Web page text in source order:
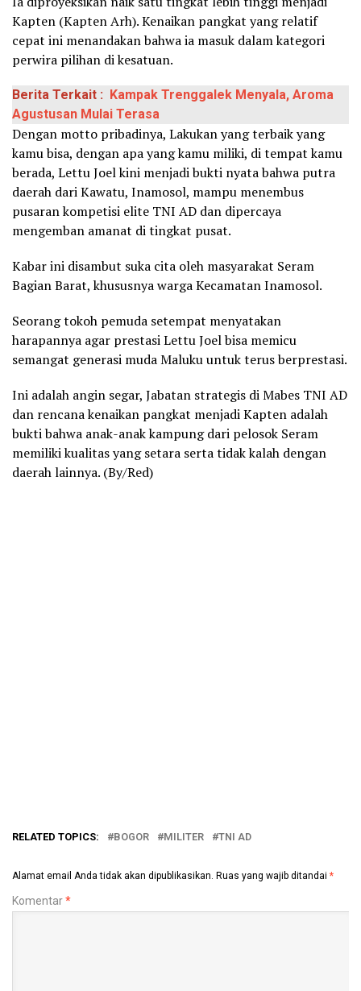
Kapten (Kapten Arh). Kenaikan pangkat yang relatif
cepat ini menandakan bahwa ia masuk dalam kategori
perwira pilihan di kesatuan.
Berita Terkait :
Kampak Trenggalek Menyala, Aroma
Agustusan Mulai Terasa
Dengan motto pribadinya, Lakukan yang terbaik yang
kamu bisa, dengan apa yang kamu miliki, di tempat kamu
berada, Lettu Joel kini menjadi bukti nyata bahwa putra
daerah dari Kawatu, Inamosol, mampu menembus
pusaran kompetisi elite TNI AD dan dipercaya
mengemban amanat di tingkat pusat.
Kabar ini disambut suka cita oleh masyarakat Seram
Bagian Barat, khususnya warga Kecamatan Inamosol.
Seorang tokoh pemuda setempat menyatakan
harapannya agar prestasi Lettu Joel bisa memicu
semangat generasi muda Maluku untuk terus berprestasi.
Ini adalah angin segar, Jabatan strategis di Mabes TNI AD
dan rencana kenaikan pangkat menjadi Kapten adalah
bukti bahwa anak-anak kampung dari pelosok Seram
memiliki kualitas yang setara serta tidak kalah dengan
daerah lainnya. (By/Red)
RELATED TOPICS: BOGOR MILITER TNI AD
Alamat email Anda tidak akan dipublikasikan. Ruas yang wajib ditandai *
Komentar*